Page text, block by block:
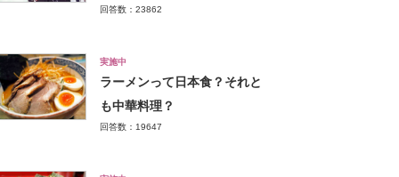
回答数：23862
実施中
ラーメンって日本食？それと
も中華料理？
回答数：19647